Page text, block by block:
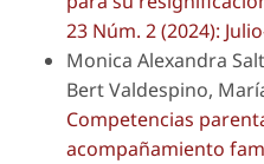
23 Núm. 2 (2024):
Monica Alexandra
Bert Valdespino,
Competencias
acompañamiento